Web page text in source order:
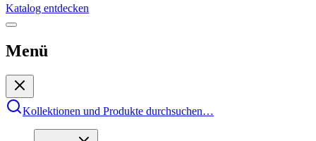
Katalog entdecken
Menü
Kollektionen und Produkte durchsuchen…